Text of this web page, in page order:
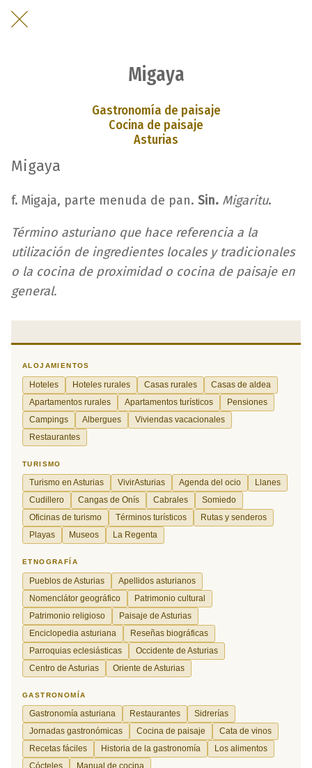
Migaya
Gastronomía de paisaje
Cocina de paisaje
Asturias
Migaya
f. Migaja, parte menuda de pan. Sin. Migaritu.
Término asturiano que hace referencia a la
utilización de ingredientes locales y tradicionales
o la cocina de proximidad o cocina de paisaje en
general.